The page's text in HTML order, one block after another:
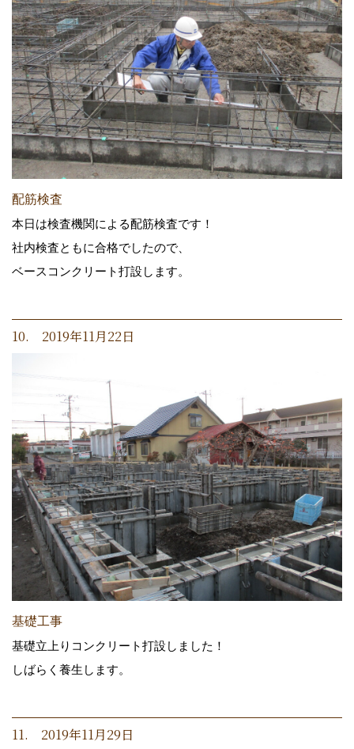
配筋検査
本日は検査機関による配筋検査です！
社内検査ともに合格でしたので、
ベースコンクリート打設します。
10. 2019年11月22日
基礎工事
基礎立上りコンクリート打設しました！
しばらく養生します。
11. 2019年11月29日